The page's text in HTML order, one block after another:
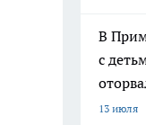
В
с
13 июля